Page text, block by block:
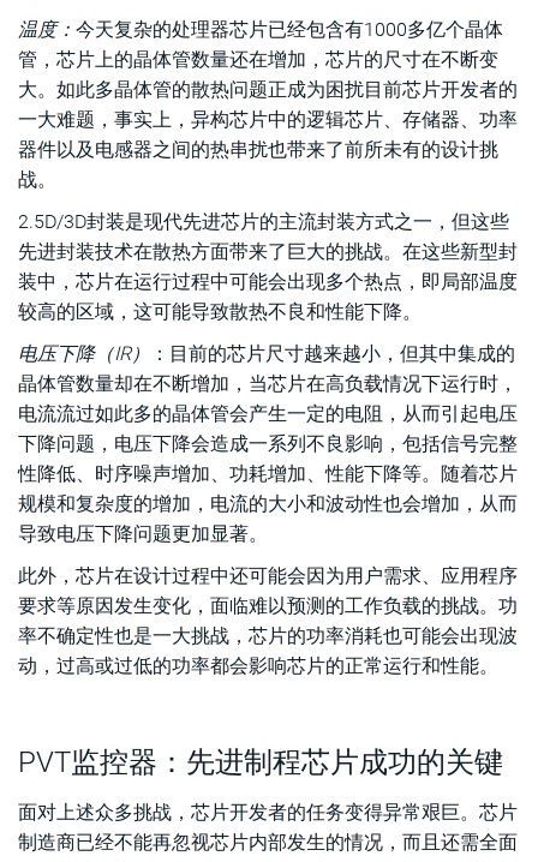
温度： 今天复杂的处理器芯片已经包含有1000多亿个晶体
管，芯片上的晶体管数量还在增加，芯片的尺寸在不断变
大。如此多晶体管的散热问题正成为困扰目前芯片开发者的
一大难题，事实上，异构芯片中的逻辑芯片、存储器、功率
器件以及电感器之间的热串扰也带来了前所未有的设计挑
战。
2.5D/3D封装是现代先进芯片的主流封装方式之一，但这些
先进封装技术在散热方面带来了巨大的挑战。在这些新型封
装中，芯片在运行过程中可能会出现多个热点，即局部温度
较高的区域，这可能导致散热不良和性能下降。
电压下降（IR）
：目前的芯片尺寸越来越小，但其中集成的
晶体管数量却在不断增加，当芯片在高负载情况下运行时，
电流流过如此多的晶体管会产生一定的电阻，从而引起电压
下降问题，电压下降会造成一系列不良影响，包括信号完整
性降低、时序噪声增加、功耗增加、性能下降等。随着芯片
规模和复杂度的增加，电流的大小和波动性也会增加，从而
导致电压下降问题更加显著。
此外，芯片在设计过程中还可能会因为用户需求、应用程序
要求等原因发生变化，面临难以预测的工作负载的挑战。功
率不确定性也是一大挑战，芯片的功率消耗也可能会出现波
动，过高或过低的功率都会影响芯片的正常运行和性能。
PVT监控器：先进制程芯片成功的关键
面对上述众多挑战，芯片开发者的任务变得异常艰巨。芯片
制造商已经不能再忽视芯片内部发生的情况，而且还需全面